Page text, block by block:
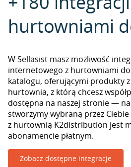
hurtowniami
W Sellasist masz możliwość
internetowego z hurtowniami
katalogu, oferującymi produkty z
hurtownia, z którą chcesz
dostępna na naszej stronie —
stworzymy wybraną przez
z hurtownią K2distribution jest
abonamencie płatnym.
Zobacz dostępne integracje